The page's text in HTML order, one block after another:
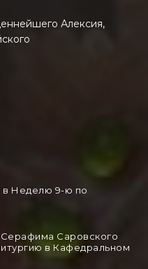
Алексия,
в Неделю 9-ю по
Саровского
в Кафедральном